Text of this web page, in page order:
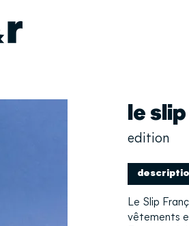
le
edition
Le Slip
vêtements